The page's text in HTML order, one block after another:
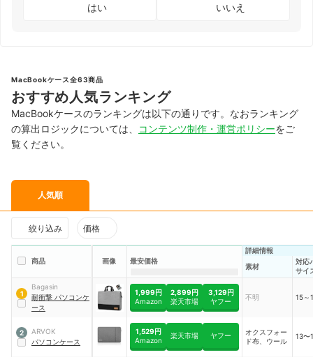
はい いいえ
MacBookケース全63商品
おすすめ人気ランキング
MacBookケースのランキングは以下の通りです。なおランキング
の算出ロジックについては、
コンテンツ制作・運営ポリシーをご
覧ください。
人気順
絞り込み 価格
商品 画像 最安価格
詳細情報
素材
対応
サイ
1
Bagasin
耐衝撃 パソコンケ
ース
1,999円
Amazon
2,899円
楽天市場
3,129円
ヤフー
不明 15～
2
ARVOK
パソコンケース
1,529円
Amazon
楽天市場 ヤフー
オクスフォー
ド布、ウール
13〜